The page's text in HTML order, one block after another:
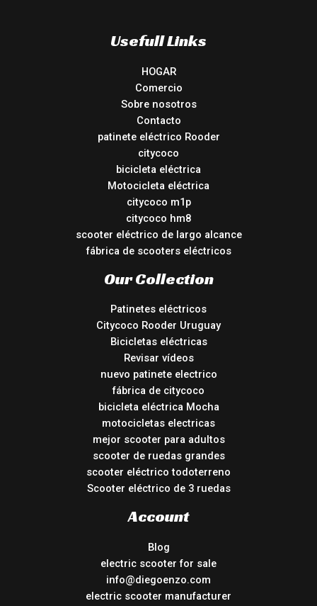
Usefull Links
HOGAR
Comercio
Sobre nosotros
Contacto
patinete eléctrico Rooder
citycoco
bicicleta eléctrica
Motocicleta eléctrica
citycoco m1p
citycoco hm8
scooter eléctrico de largo alcance
fábrica de scooters eléctricos
Our Collection
Patinetes eléctricos
Citycoco Rooder Uruguay
Bicicletas eléctricas
Revisar vídeos
nuevo patinete electrico
fábrica de citycoco
bicicleta eléctrica Mocha
motocicletas electricas
mejor scooter para adultos
scooter de ruedas grandes
scooter eléctrico todoterreno
Scooter eléctrico de 3 ruedas
Account
Blog
electric scooter for sale
info@diegoenzo.com
electric scooter manufacturer